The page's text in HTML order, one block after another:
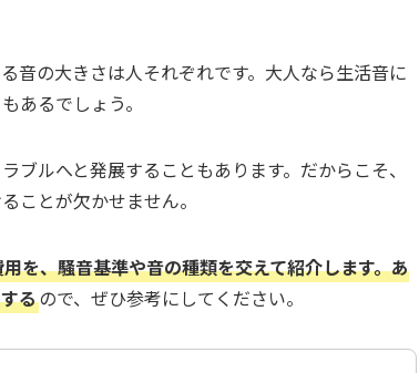
音の大きさは人それぞれです。大人なら生活音に
あるでしょう。
ルへと発展することもあります。だからこそ、
ことが欠かせません。
を、騒音基準や音の種類を交えて紹介します。あ
るので、ぜひ参考にしてください。